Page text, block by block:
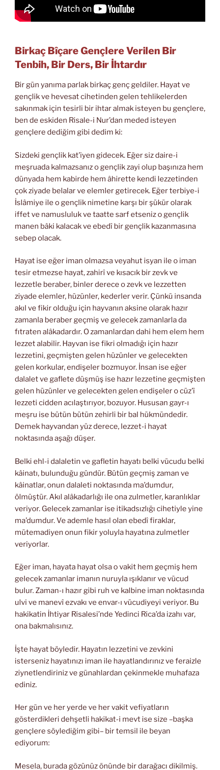
Birkaç Bîçare Gençlere Verilen Bir
Tenbih, Bir Ders, Bir İhtardır
Bir gün yanıma parlak birkaç genç geldiler. Hayat ve
gençlik ve hevesat cihetinden gelen tehlikelerden
sakınmak için tesirli bir ihtar almak isteyen bu gençlere,
ben de eskiden Risale-i Nur’dan meded isteyen
gençlere dediğim gibi dedim ki:
Sizdeki gençlik kat’iyen gidecek. Eğer siz daire-i
meşruada kalmazsanız o gençlik zayi olup başınıza hem
dünyada hem kabirde hem âhirette kendi lezzetinden
çok ziyade belalar ve elemler getirecek. Eğer terbiye-i
İslâmiye ile o gençlik nimetine karşı bir şükür olarak
iffet ve namusluluk ve taatte sarf etseniz o gençlik
manen bâki kalacak ve ebedî bir gençlik kazanmasına
sebep olacak.
Hayat ise eğer iman olmazsa veyahut isyan ile o iman
tesir etmezse hayat, zahirî ve kısacık bir zevk ve
lezzetle beraber, binler derece o zevk ve lezzetten
ziyade elemler, hüzünler, kederler verir. Çünkü insanda
akıl ve fikir olduğu için hayvanın aksine olarak hazır
zamanla beraber geçmiş ve gelecek zamanlarla da
fıtraten alâkadardır. O zamanlardan dahi hem elem hem
lezzet alabilir. Hayvan ise fikri olmadığı için hazır
lezzetini, geçmişten gelen hüzünler ve gelecekten
gelen korkular, endişeler bozmuyor. İnsan ise eğer
dalalet ve gaflete düşmüş ise hazır lezzetine geçmişten
gelen hüzünler ve gelecekten gelen endişeler o cüz’î
lezzeti cidden acılaştırıyor, bozuyor. Hususan gayr-ı
meşru ise bütün bütün zehirli bir bal hükmündedir.
Demek hayvandan yüz derece, lezzet-i hayat
noktasında aşağı düşer.
Belki ehl-i dalaletin ve gafletin hayatı belki vücudu belki
kâinatı, bulunduğu gündür. Bütün geçmiş zaman ve
kâinatlar, onun dalaleti noktasında ma’dumdur,
ölmüştür. Akıl alâkadarlığı ile ona zulmetler, karanlıklar
veriyor. Gelecek zamanlar ise itikadsızlığı cihetiyle yine
ma’dumdur. Ve ademle hasıl olan ebedî firaklar,
mütemadiyen onun fikir yoluyla hayatına zulmetler
veriyorlar.
Eğer iman, hayata hayat olsa o vakit hem geçmiş hem
gelecek zamanlar imanın nuruyla ışıklanır ve vücud
bulur. Zaman-ı hazır gibi ruh ve kalbine iman noktasında
ulvi ve manevî ezvakı ve envar-ı vücudiyeyi veriyor. Bu
hakikatin İhtiyar Risalesi’nde Yedinci Rica’da izahı var,
ona bakmalısınız.
İşte hayat böyledir. Hayatın lezzetini ve zevkini
isterseniz hayatınızı iman ile hayatlandırınız ve feraizle
ziynetlendiriniz ve günahlardan çekinmekle muhafaza
ediniz.
Her gün ve her yerde ve her vakit vefiyatların
gösterdikleri dehşetli hakikat-i mevt ise size –başka
gençlere söylediğim gibi– bir temsil ile beyan
ediyorum:
Mesela, burada gözünüz önünde bir darağacı dikilmiş.